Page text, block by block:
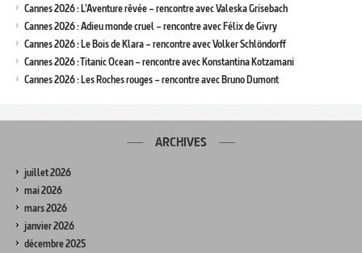
Cannes 2026 : L’Aventure rêvée – rencontre avec Valeska Grisebach
Cannes 2026 : Adieu monde cruel – rencontre avec Félix de Givry
Cannes 2026 : Le Bois de Klara – rencontre avec Volker Schlöndorff
Cannes 2026 : Titanic Ocean – rencontre avec Konstantina Kotzamani
Cannes 2026 : Les Roches rouges – rencontre avec Bruno Dumont
ARCHIVES
juillet 2026
mai 2026
mars 2026
janvier 2026
décembre 2025